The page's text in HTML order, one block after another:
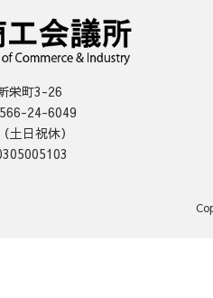
新栄町3-26
24-6049
日祝休）